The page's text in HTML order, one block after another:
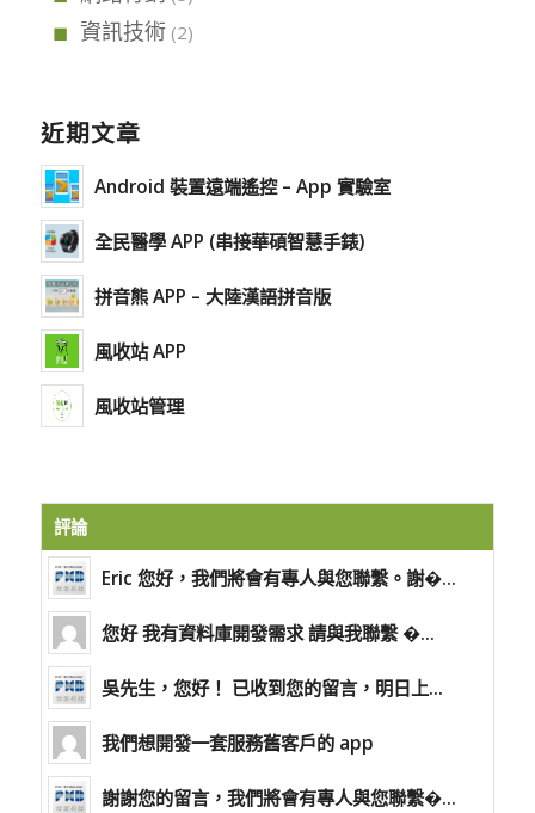
資訊技術(2)
近期文章
Android 裝置遠端遙控 – App 實驗室
全民醫學 APP (串接華碩智慧手錶)
拼音熊 APP – 大陸漢語拼音版
風收站 APP
風收站管理
評論
Eric 您好，我們將會有專人與您聯繫。謝�...
您好 我有資料庫開發需求 請與我聯繫 �...
吳先生，您好！ 已收到您的留言，明日上...
我們想開發一套服務舊客戶的 app
謝謝您的留言，我們將會有專人與您聯繫�...